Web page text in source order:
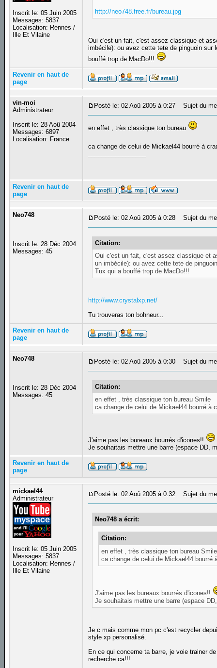
Inscrit le: 05 Juin 2005
Messages: 5837
Localisation: Rennes /
Ille Et Vilaine
http://neo748.free.fr/bureau.jpg
Oui c'est un fait, c'est assez classique et
imbécile): ou avez cette tete de pinguoin sur
bouffé trop de MacDo!!!
Revenir en haut de
page
vin-moi
Administrateur
Inscrit le: 28 Aoû 2004
Messages: 6897
Localisation: France
Posté le: 02 Aoû 2005 à 0:27 Sujet du
en effet , très classique ton bureau
ca change de celui de Mickael44 bourré à
Revenir en haut de
page
Neo748
Inscrit le: 28 Déc 2004
Messages: 45
Posté le: 02 Aoû 2005 à 0:28 Sujet du
Citation:
Oui c'est un fait, c'est assez classique et
un imbécile): ou avez cette tete de
Tux qui a bouffé trop de MacDo!!!
http://www.crystalxp.net/
Tu trouveras ton bohneur...
Revenir en haut de
page
Neo748
Inscrit le: 28 Déc 2004
Messages: 45
Posté le: 02 Aoû 2005 à 0:30 Sujet du
Citation:
en effet , très classique ton bureau Smile
ca change de celui de Mickael44 bourré à
J'aime pas les bureaux bourrés d'icones!!
Je souhaitais mettre une barre (espace DD,
Revenir en haut de
page
mickael44
Administrateur
Inscrit le: 05 Juin 2005
Messages: 5837
Localisation: Rennes /
Ille Et Vilaine
Posté le: 02 Aoû 2005 à 0:32 Sujet du
Neo748 a écrit:
Citation:
en effet , très classique ton bureau Smile
ca change de celui de Mickael44 bourré
J'aime pas les bureaux bourrés d'icones!!
Je souhaitais mettre une barre (espace
Je c mais comme mon pc c'est recycler
style xp personalisé.
En ce qui concerne ta barre, je voie trainer
recherche ca!!!